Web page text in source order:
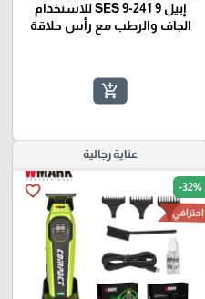
إبيل 9 SES 9-241 للاستخدام
الجاف والرطب مع رأس حلاقة
add_shopping_cart
عناية رجالية
favorite_border -32%
احترافي